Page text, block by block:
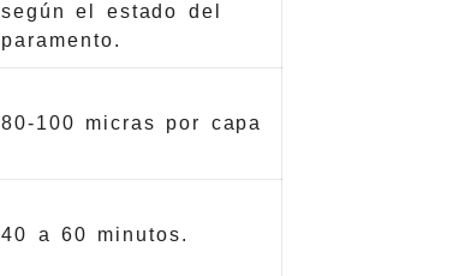
según el estado del
paramento.
80-100 micras por capa
40 a 60 minutos.